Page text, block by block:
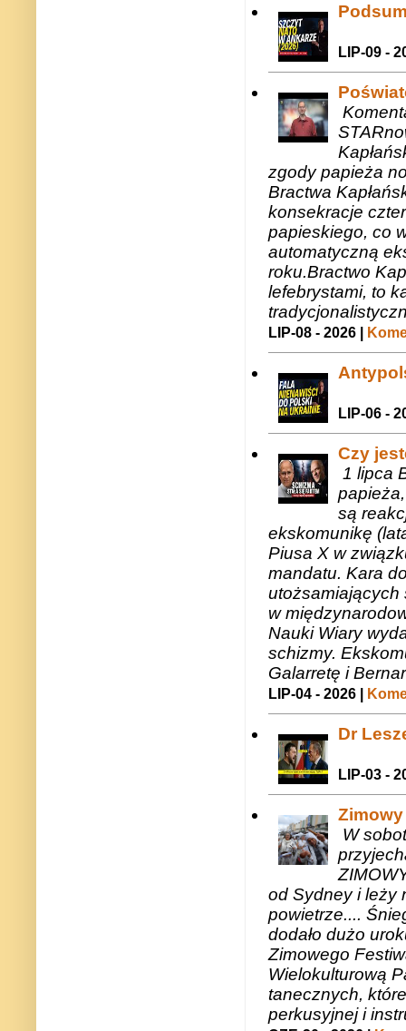
LIP-09 -
zgody papieża
Bractwa
konsekracje
papieskiego, co
automatyczną
roku.Bractwo
lefebrystami, to
LIP-08 - 2026 |
LIP-06 -
Czy
1 lipca
są
ekskomunikę
Piusa X w
mandatu. Kara
utożsamiających
w
Nauki Wiary
schizmy.
Galarretę i
LIP-04 - 2026 |
Dr
LIP-03 -
W
od Sydney i leży
powietrze....
dodało dużo
Zimowego
Wielokulturową
tanecznych,
perkusyjnej i